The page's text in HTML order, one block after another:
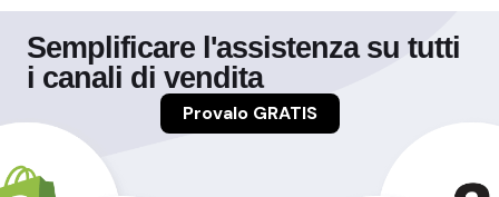
Semplificare l'assistenza su tutti
i canali di vendita
Provalo GRATIS